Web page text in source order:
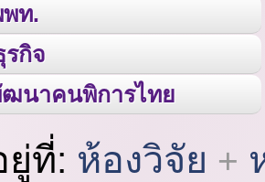
ท.
กิจ
นาคนพิการไทย
ที่: ห้องวิจัย